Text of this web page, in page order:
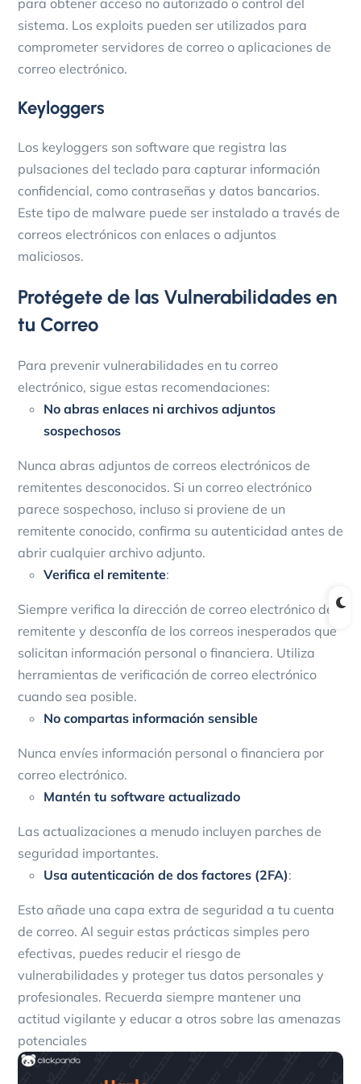
sistema. Los exploits pueden ser utilizados para
comprometer servidores de correo o aplicaciones de
correo electrónico.
Keyloggers
Los keyloggers son software que registra las
pulsaciones del teclado para capturar información
confidencial, como contraseñas y datos bancarios.
Este tipo de malware puede ser instalado a través de
correos electrónicos con enlaces o adjuntos
maliciosos.
Protégete de las Vulnerabilidades en
tu Correo
Para prevenir vulnerabilidades en tu correo
electrónico, sigue estas recomendaciones:
No abras enlaces ni archivos adjuntos
sospechosos
Nunca abras adjuntos de correos electrónicos de
remitentes desconocidos. Si un correo electrónico
parece sospechoso, incluso si proviene de un
remitente conocido, confirma su autenticidad antes de
abrir cualquier archivo adjunto.
Verifica el remitente:
Siempre verifica la dirección de correo electrónico del
remitente y desconfía de los correos inesperados que
solicitan información personal o financiera. Utiliza
herramientas de verificación de correo electrónico
cuando sea posible.
No compartas información sensible
Nunca envíes información personal o financiera por
correo electrónico.
Mantén tu software actualizado
Las actualizaciones a menudo incluyen parches de
seguridad importantes.
Usa autenticación de dos factores (2FA):
Esto añade una capa extra de seguridad a tu cuenta
de correo. Al seguir estas prácticas simples pero
efectivas, puedes reducir el riesgo de
vulnerabilidades y proteger tus datos personales y
profesionales. Recuerda siempre mantener una
actitud vigilante y educar a otros sobre las amenazas
potenciales